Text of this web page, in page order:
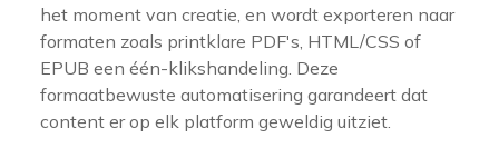
het moment van creatie, en wordt exporteren naar
formaten zoals printklare PDF's, HTML/CSS of
EPUB een één-klikshandeling. Deze
formaatbewuste automatisering garandeert dat
content er op elk platform geweldig uitziet.